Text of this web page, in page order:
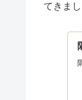
てきまし